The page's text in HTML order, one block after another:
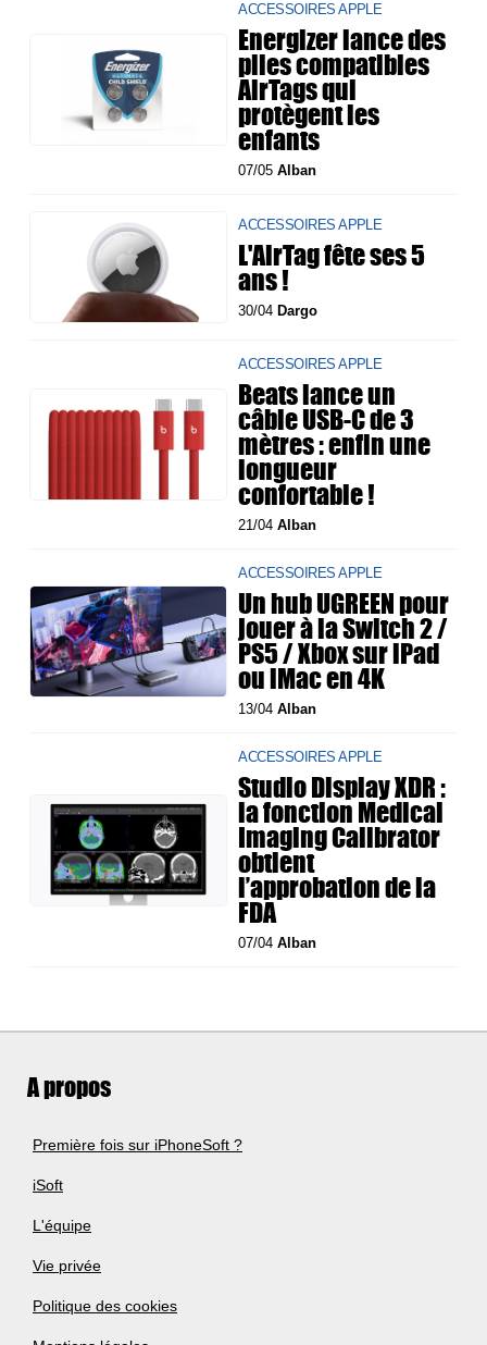
ACCESSOIRES APPLE
Energizer lance des
piles compatibles
AirTags qui
protègent les
enfants
07/05Alban
ACCESSOIRES APPLE
L'AirTag fête ses 5
ans !
30/04Dargo
ACCESSOIRES APPLE
Beats lance un
câble USB-C de 3
mètres : enfin une
longueur
confortable !
21/04Alban
ACCESSOIRES APPLE
Un hub UGREEN pour
jouer à la Switch 2 /
PS5 / Xbox sur iPad
ou iMac en 4K
13/04Alban
ACCESSOIRES APPLE
Studio Display XDR :
la fonction Medical
Imaging Calibrator
obtient
l’approbation de la
FDA
07/04Alban
A propos
Première fois sur iPhoneSoft ?
iSoft
L'équipe
Vie privée
Politique des cookies